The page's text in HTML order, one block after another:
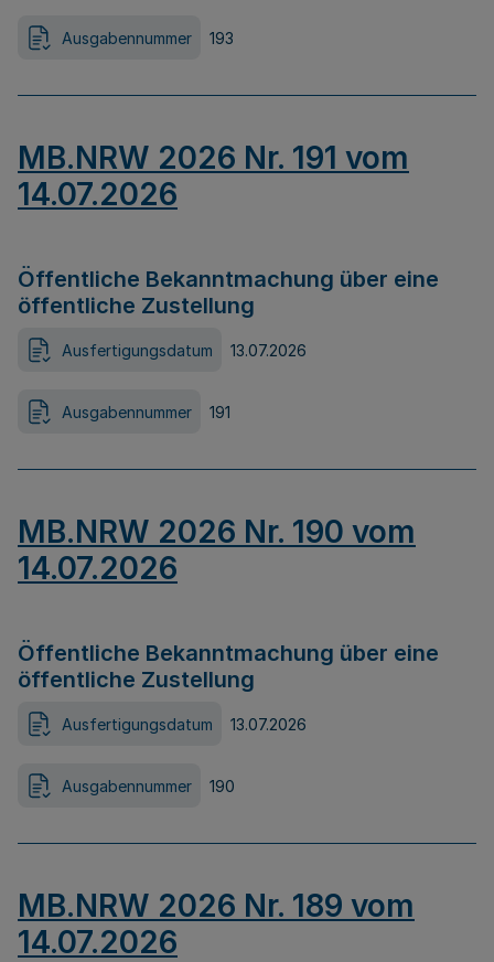
Ausgabennummer 193
MB.NRW 2026 Nr. 191 vom
14.07.2026
Öffentliche Bekanntmachung über eine
öffentliche Zustellung
Ausfertigungsdatum 13.07.2026
Ausgabennummer 191
MB.NRW 2026 Nr. 190 vom
14.07.2026
Öffentliche Bekanntmachung über eine
öffentliche Zustellung
Ausfertigungsdatum 13.07.2026
Ausgabennummer 190
MB.NRW 2026 Nr. 189 vom
14.07.2026